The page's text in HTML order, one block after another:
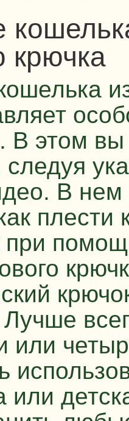
В этом
следуя
В нем
плести
при
или
или